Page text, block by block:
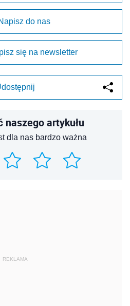
do nas
się na newsletter
naszego artykułu
dla nas bardzo ważna
REKLAMA